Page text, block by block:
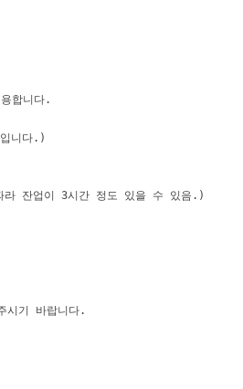
합니다.
니다.)
잔업이 3시간 정도 있을 수 있음.)
시기 바랍니다.